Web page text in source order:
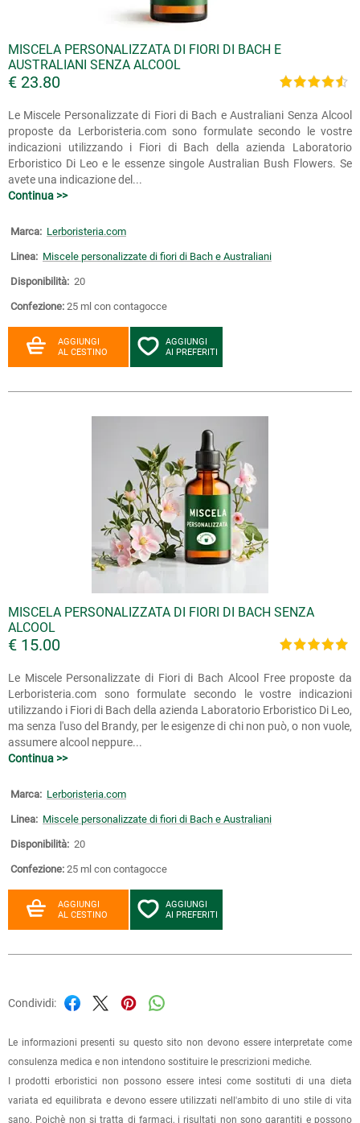
MISCELA PERSONALIZZATA DI FIORI DI BACH E
AUSTRALIANI SENZA ALCOOL
€ 23.80
Le Miscele Personalizzate di Fiori di Bach e Australiani Senza Alcool
proposte da Lerboristeria.com sono formulate secondo le vostre
indicazioni utilizzando i Fiori di Bach della azienda Laboratorio
Erboristico Di Leo e le essenze singole Australian Bush Flowers. Se
avete una indicazione del...
Continua >>
Marca: Lerboristeria.com
Linea: Miscele personalizzate di fiori di Bach e Australiani
Disponibilità: 20
Confezione: 25 ml con contagocce
AGGIUNGI
AL CESTINO
AGGIUNGI
AI PREFERITI
MISCELA PERSONALIZZATA DI FIORI DI BACH SENZA
ALCOOL
€ 15.00
Le Miscele Personalizzate di Fiori di Bach Alcool Free proposte da
Lerboristeria.com sono formulate secondo le vostre indicazioni
utilizzando i Fiori di Bach della azienda Laboratorio Erboristico Di Leo,
ma senza l'uso del Brandy, per le esigenze di chi non può, o non vuole,
assumere alcool neppure...
Continua >>
Marca: Lerboristeria.com
Linea: Miscele personalizzate di fiori di Bach e Australiani
Disponibilità: 20
Confezione: 25 ml con contagocce
AGGIUNGI
AL CESTINO
AGGIUNGI
AI PREFERITI
Condividi:
Le informazioni presenti su questo sito non devono essere interpretate come
consulenza medica e non intendono sostituire le prescrizioni mediche.
I prodotti erboristici non possono essere intesi come sostituti di una dieta
variata ed equilibrata e devono essere utilizzati nell'ambito di uno stile di vita
sano. Poichè non si tratta di farmaci, i risultati non sono garantiti e possono